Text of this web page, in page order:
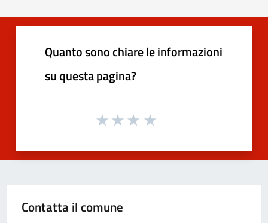
Quanto sono chiare le informazioni
su questa pagina?
Contatta il comune